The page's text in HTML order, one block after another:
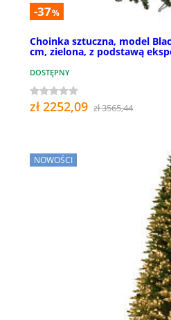
-37%
Choinka sztuczna, model
cm, zielona, ​​z podstawą
DOSTĘPNY
zł 2252,09 zł 3565,44
NOWOŚCI